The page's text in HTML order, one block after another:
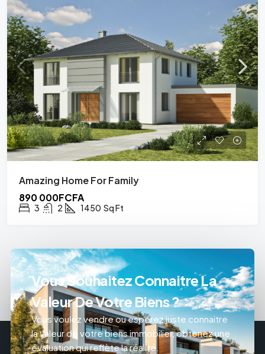
Amazing Home For Family
890 000FCFA
3 2 1450 Sq Ft
Vous Souhaitez Connaitre La
Valeur De Votre Biens ?
Vous voulez vendre ou espérez juste connaitre
la valeur de votre biens immobilier, obtenez une
évaluation qui reflète la réalité.